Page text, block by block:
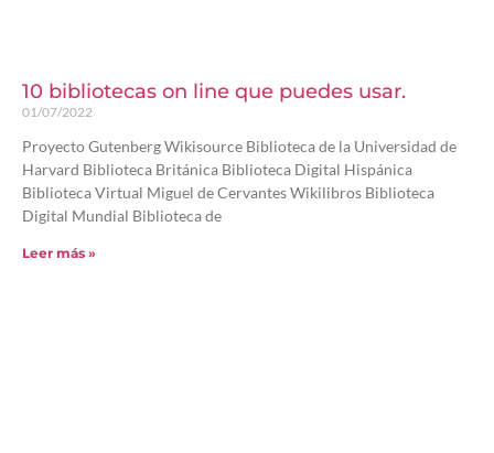
10 bibliotecas on line que puedes usar.
01/07/2022
Proyecto Gutenberg Wikisource Biblioteca de la Universidad de
Harvard Biblioteca Británica Biblioteca Digital Hispánica
Biblioteca Virtual Miguel de Cervantes Wikilibros Biblioteca
Digital Mundial Biblioteca de
Leer más »